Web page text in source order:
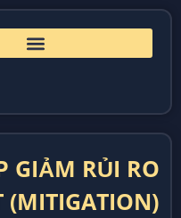
GIẢM RỦI RO
(MITIGATION)